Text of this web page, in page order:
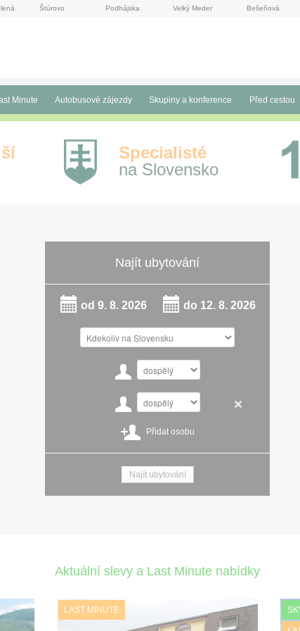
Štúrovo Podhájska Velký Meder Bešeňová
Minute Autobusové zájezdy Skupiny a konference Před cestou
Specialisté
na Slovensko
Najít ubytování
od 9. 8. 2026 do 12. 8. 2026
Přidat osobu
Aktuální slevy a Last Minute nabídky
LAST MINUTE